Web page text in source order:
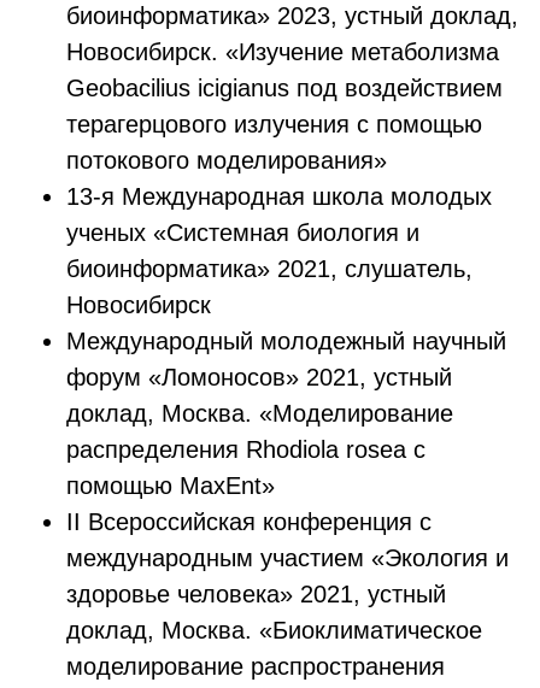
биоинформатика» 2023, устный доклад,
Новосибирск. «Изучение метаболизма
Geobacilius icigianus под воздействием
терагерцового излучения с помощью
потокового моделирования»
13-я Международная школа молодых
ученых «Системная биология и
биоинформатика» 2021, слушатель,
Новосибирск
Международный молодежный научный
форум «Ломоносов» 2021, устный
доклад, Москва. «Моделирование
распределения Rhodiola rosea с
помощью MaxEnt»
II Всероссийская конференция с
международным участием «Экология и
здоровье человека» 2021, устный
доклад, Москва. «Биоклиматическое
моделирование распространения